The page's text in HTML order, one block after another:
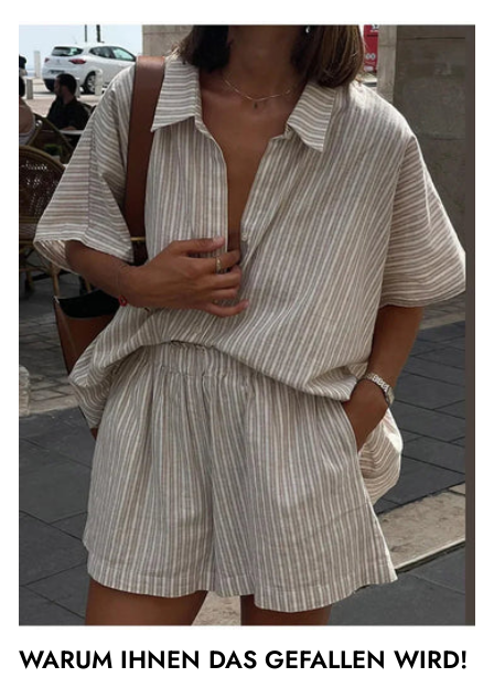
WARUM IHNEN DAS GEFALLEN WIRD!